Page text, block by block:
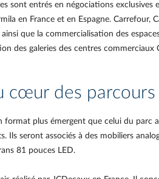
sont entrés en négociations
en France et en Espagne.
que la commercialisation des
des galeries des centres
cœur des
format plus émergent que celui du parc
Ils seront associés à des mobiliers
81 pouces LED.